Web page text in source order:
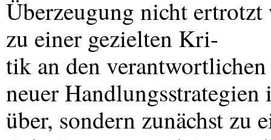
Überzeugung nicht
zu einer gezielten Kri-
tik an den
neuer Handlungsstrategien
über, sondern zunächst zu